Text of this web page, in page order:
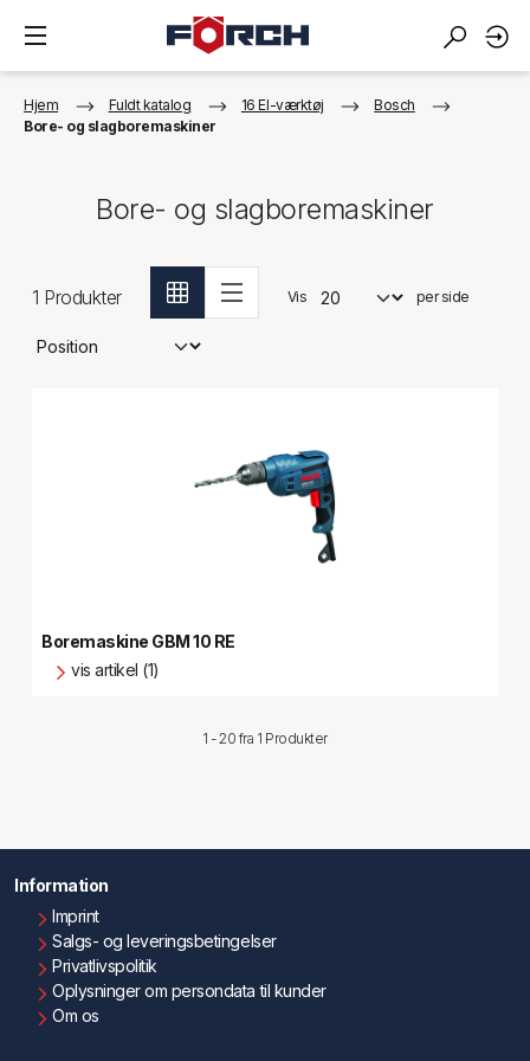
Hjem Fuldt katalog 16 El-værktøj
Bosch
Bore- og slagboremaskiner
Bore- og slagboremaskiner
1 Produkter Vis per side
Boremaskine GBM 10 RE
vis artikel (1)
1 - 20 fra 1 Produkter
Information
Imprint
Salgs- og leveringsbetingelser
Privatlivspolitik
Oplysninger om persondata til kunder
Om os